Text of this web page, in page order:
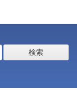
検索